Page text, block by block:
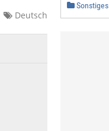
Deutsch
Sonstiges